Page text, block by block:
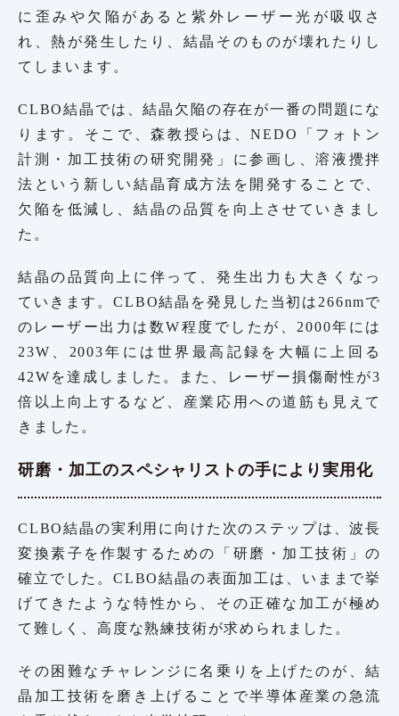
に歪みや欠陥があると紫外レーザー光が吸収さ
れ、熱が発生したり、結晶そのものが壊れたりし
てしまいます。
CLBO結晶では、結晶欠陥の存在が一番の問題にな
ります。そこで、森教授らは、NEDO「フォトン
計測・加工技術の研究開発」に参画し、溶液攪拌
法という新しい結晶育成方法を開発することで、
欠陥を低減し、結晶の品質を向上させていきまし
た。
結晶の品質向上に伴って、発生出力も大きくなっ
ていきます。CLBO結晶を発見した当初は266nmで
のレーザー出力は数W程度でしたが、2000年には
23W、2003年には世界最高記録を大幅に上回る
42Wを達成しました。また、レーザー損傷耐性が3
倍以上向上するなど、産業応用への道筋も見えて
きました。
研磨・加工のスペシャリストの手により実用化
CLBO結晶の実利用に向けた次のステップは、波長
変換素子を作製するための「研磨・加工技術」の
確立でした。CLBO結晶の表面加工は、いままで挙
げてきたような特性から、その正確な加工が極め
て難しく、高度な熟練技術が求められました。
その困難なチャレンジに名乗りを上げたのが、結
晶加工技術を磨き上げることで半導体産業の急流